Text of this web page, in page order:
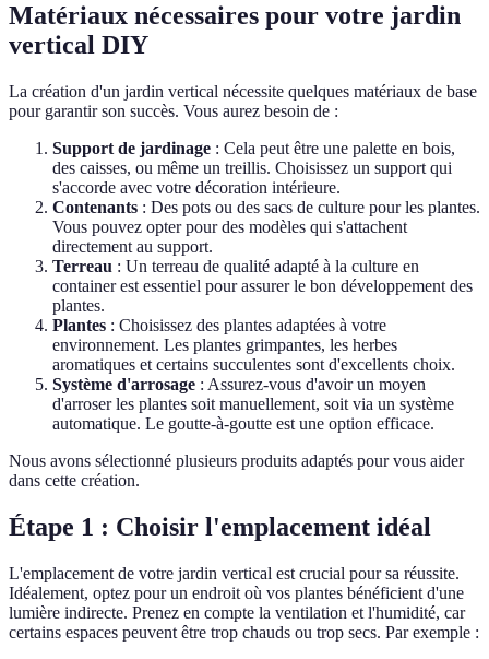
Matériaux nécessaires pour votre jardin
vertical DIY
La création d'un jardin vertical nécessite quelques matériaux de base
pour garantir son succès. Vous aurez besoin de :
Support de jardinage : Cela peut être une palette en bois,
des caisses, ou même un treillis. Choisissez un support qui
s'accorde avec votre décoration intérieure.
Contenants : Des pots ou des sacs de culture pour les plantes.
Vous pouvez opter pour des modèles qui s'attachent
directement au support.
Terreau : Un terreau de qualité adapté à la culture en
container est essentiel pour assurer le bon développement des
plantes.
Plantes : Choisissez des plantes adaptées à votre
environnement. Les plantes grimpantes, les herbes
aromatiques et certains succulentes sont d'excellents choix.
Système d'arrosage : Assurez-vous d'avoir un moyen
d'arroser les plantes soit manuellement, soit via un système
automatique. Le goutte-à-goutte est une option efficace.
Nous avons sélectionné plusieurs produits adaptés pour vous aider
dans cette création.
Étape 1 : Choisir l'emplacement idéal
L'emplacement de votre jardin vertical est crucial pour sa réussite.
Idéalement, optez pour un endroit où vos plantes bénéficient d'une
lumière indirecte. Prenez en compte la ventilation et l'humidité, car
certains espaces peuvent être trop chauds ou trop secs. Par exemple :